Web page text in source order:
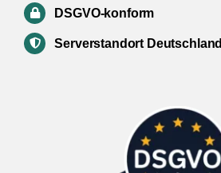
DSGVO-konform
Serverstandort Deutschland